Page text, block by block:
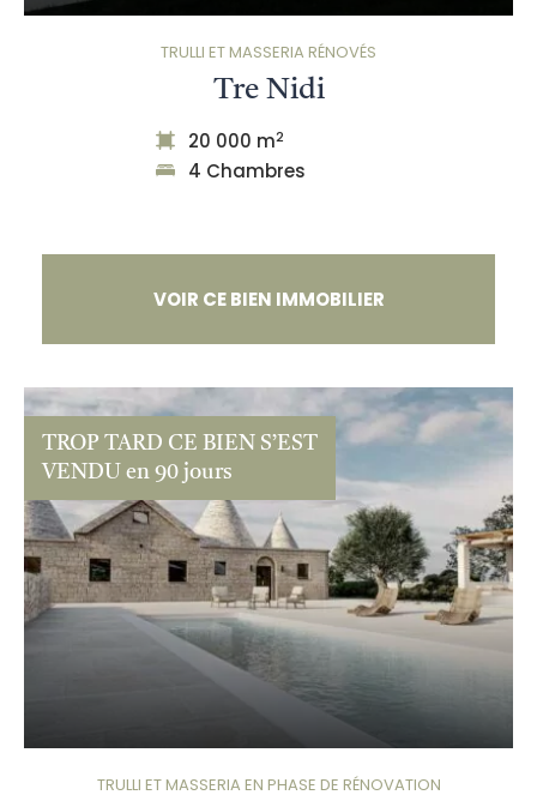
TRULLI ET MASSERIA RÉNOVÉS
Tre Nidi
20 000 m2
4 Chambres
VOIR CE BIEN IMMOBILIER
TROP TARD CE BIEN S’EST
VENDU en 90 jours
TRULLI ET MASSERIA EN PHASE DE RÉNOVATION